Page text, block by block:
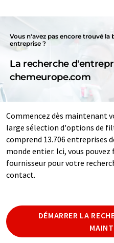
Vous n'avez pas encore trouvé la
entreprise ?
La recherche
chemeurope.com
Commencez dès maintenant
large sélection d'options de
comprend 13.706 entreprises
monde entier. Ici, vous
fournisseur pour votre
contact.
DÉMARRER LA